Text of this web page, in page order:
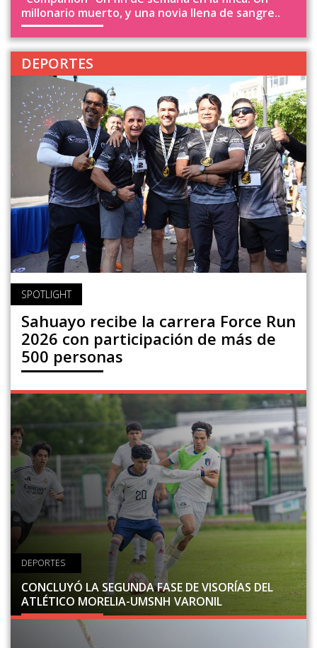
millonario muerto, y una novia llena de sangre..
DEPORTES
SPOTLIGHT
Sahuayo recibe la carrera Force Run
2026 con participación de más de
500 personas
DEPORTES
CONCLUYÓ LA SEGUNDA FASE DE VISORÍAS DEL
ATLÉTICO MORELIA-UMSNH VARONIL